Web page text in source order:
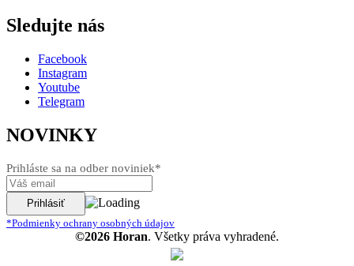
Sledujte nás
Facebook
Instagram
Youtube
Telegram
NOVINKY
Prihláste sa na odber noviniek*
*Podmienky ochrany osobných údajov
©2026 Horan. Všetky práva vyhradené.